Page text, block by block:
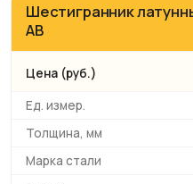
Шестигранник
АВ